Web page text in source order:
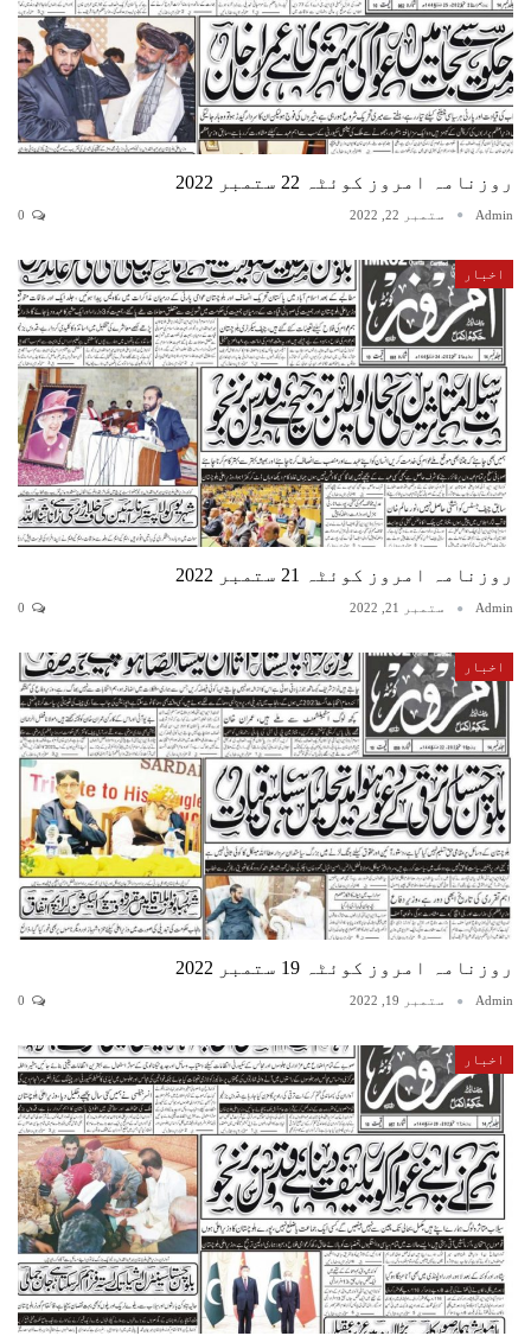
روزنامہ امروز کوئٹہ 22 ستمبر 2022
Admin ستمبر 22, 2022
اخبار
روزنامہ امروز کوئٹہ 21 ستمبر 2022
Admin ستمبر 21, 2022
اخبار
روزنامہ امروز کوئٹہ 19 ستمبر 2022
Admin ستمبر 19, 2022
اخبار